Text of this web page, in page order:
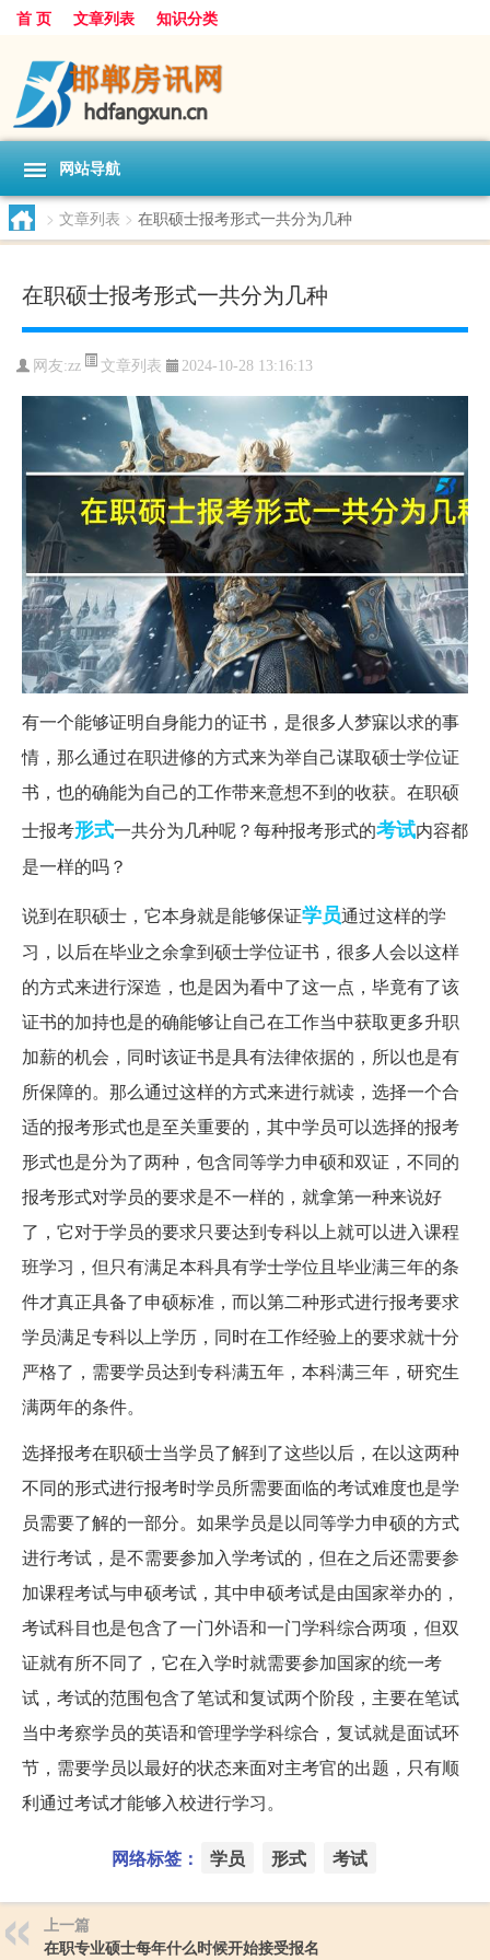
首 页 文章列表 知识分类
网站导航
> 文章列表 > 在职硕士报考形式一共分为几种
在职硕士报考形式一共分为几种
网友:zz 文章列表 2024-10-28 13:16:13
有一个能够证明自身能力的证书，是很多人梦寐以求的事
情，那么通过在职进修的方式来为举自己谋取硕士学位证
书，也的确能为自己的工作带来意想不到的收获。在职硕
士报考形式一共分为几种呢？每种报考形式的考试内容都
是一样的吗？
说到在职硕士，它本身就是能够保证学员通过这样的学
习，以后在毕业之余拿到硕士学位证书，很多人会以这样
的方式来进行深造，也是因为看中了这一点，毕竟有了该
证书的加持也是的确能够让自己在工作当中获取更多升职
加薪的机会，同时该证书是具有法律依据的，所以也是有
所保障的。那么通过这样的方式来进行就读，选择一个合
适的报考形式也是至关重要的，其中学员可以选择的报考
形式也是分为了两种，包含同等学力申硕和双证，不同的
报考形式对学员的要求是不一样的，就拿第一种来说好
了，它对于学员的要求只要达到专科以上就可以进入课程
班学习，但只有满足本科具有学士学位且毕业满三年的条
件才真正具备了申硕标准，而以第二种形式进行报考要求
学员满足专科以上学历，同时在工作经验上的要求就十分
严格了，需要学员达到专科满五年，本科满三年，研究生
满两年的条件。
选择报考在职硕士当学员了解到了这些以后，在以这两种
不同的形式进行报考时学员所需要面临的考试难度也是学
员需要了解的一部分。如果学员是以同等学力申硕的方式
进行考试，是不需要参加入学考试的，但在之后还需要参
加课程考试与申硕考试，其中申硕考试是由国家举办的，
考试科目也是包含了一门外语和一门学科综合两项，但双
证就有所不同了，它在入学时就需要参加国家的统一考
试，考试的范围包含了笔试和复试两个阶段，主要在笔试
当中考察学员的英语和管理学学科综合，复试就是面试环
节，需要学员以最好的状态来面对主考官的出题，只有顺
利通过考试才能够入校进行学习。
网络标签： 学员 形式 考试
上一篇
在职专业硕士每年什么时候开始接受报名